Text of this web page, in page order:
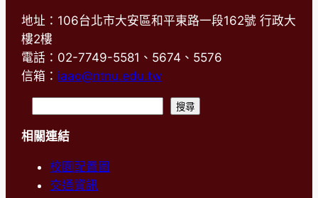
地址：106台北市大安區和平東路一段162號 行政大
樓2樓
電話：02-7749-5581、5674、5576
信箱： iaao@ntnu.edu.tw
搜尋
相關連結
校園配置圖
交通資訊